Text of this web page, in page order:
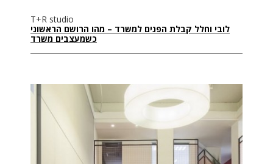
T+R studio
לובי וחלל קבלת הפנים למשרד – מהו הרושם הראשוני
כשמעצבים משרד